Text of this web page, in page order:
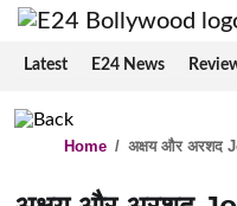
Latest E24 News
Home / अक्षय और अरशद